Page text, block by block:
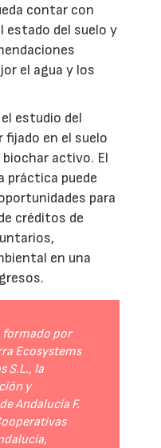
contar con
estado del suelo y
el agua y los
estudio del
fijado en el suelo
activo. El
práctica puede
para
créditos de
en una
formado por
Ecosystems
S.L., la
y
Andalucía F.